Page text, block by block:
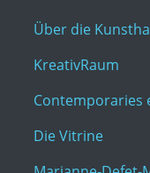
Über die
KreativRaum
Contemporaries
Die Vitrine